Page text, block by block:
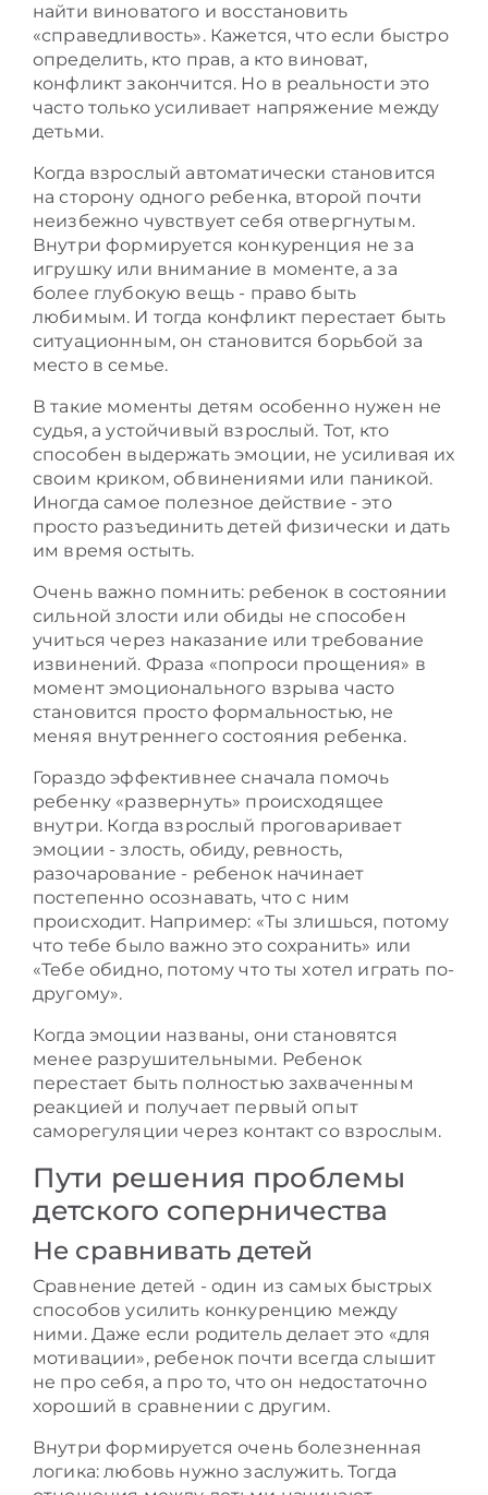
найти виноватого и восстановить
«справедливость». Кажется, что если быстро
определить, кто прав, а кто виноват,
конфликт закончится. Но в реальности это
часто только усиливает напряжение между
детьми.
Когда взрослый автоматически становится
на сторону одного ребенка, второй почти
неизбежно чувствует себя отвергнутым.
Внутри формируется конкуренция не за
игрушку или внимание в моменте, а за
более глубокую вещь - право быть
любимым. И тогда конфликт перестает быть
ситуационным, он становится борьбой за
место в семье.
В такие моменты детям особенно нужен не
судья, а устойчивый взрослый. Тот, кто
способен выдержать эмоции, не усиливая их
своим криком, обвинениями или паникой.
Иногда самое полезное действие - это
просто разъединить детей физически и дать
им время остыть.
Очень важно помнить: ребенок в состоянии
сильной злости или обиды не способен
учиться через наказание или требование
извинений. Фраза «попроси прощения» в
момент эмоционального взрыва часто
становится просто формальностью, не
меняя внутреннего состояния ребенка.
Гораздо эффективнее сначала помочь
ребенку «развернуть» происходящее
внутри. Когда взрослый проговаривает
эмоции - злость, обиду, ревность,
разочарование - ребенок начинает
постепенно осознавать, что с ним
происходит. Например: «Ты злишься, потому
что тебе было важно это сохранить» или
«Тебе обидно, потому что ты хотел играть по-
другому».
Когда эмоции названы, они становятся
менее разрушительными. Ребенок
перестает быть полностью захваченным
реакцией и получает первый опыт
саморегуляции через контакт со взрослым.
Пути решения проблемы
детского соперничества
Не сравнивать детей
Сравнение детей - один из самых быстрых
способов усилить конкуренцию между
ними. Даже если родитель делает это «для
мотивации», ребенок почти всегда слышит
не про себя, а про то, что он недостаточно
хороший в сравнении с другим.
Внутри формируется очень болезненная
логика: любовь нужно заслужить. Тогда